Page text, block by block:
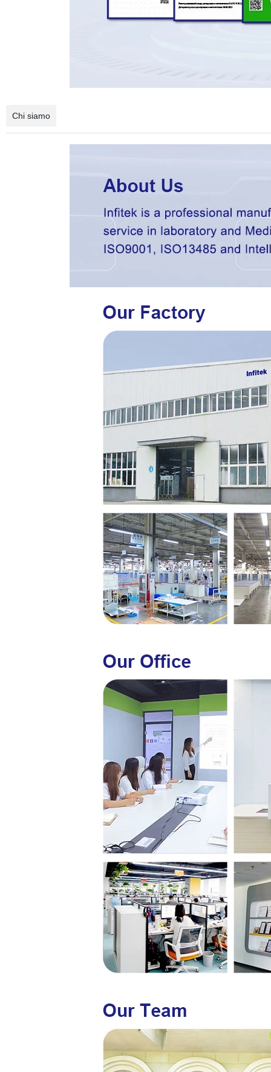
Chi siamo